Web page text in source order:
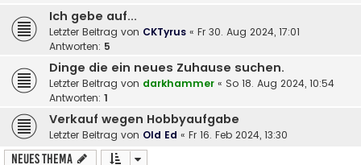
Ich gebe auf...
Letzter Beitrag von CKTyrus « Fr 30. Aug 2024, 17:01
Antworten: 5
Dinge die ein neues Zuhause suchen.
Letzter Beitrag von darkhammer « So 18. Aug 2024, 10:54
Antworten: 1
Verkauf wegen Hobbyaufgabe
Letzter Beitrag von Old Ed « Fr 16. Feb 2024, 13:30
Neues Thema